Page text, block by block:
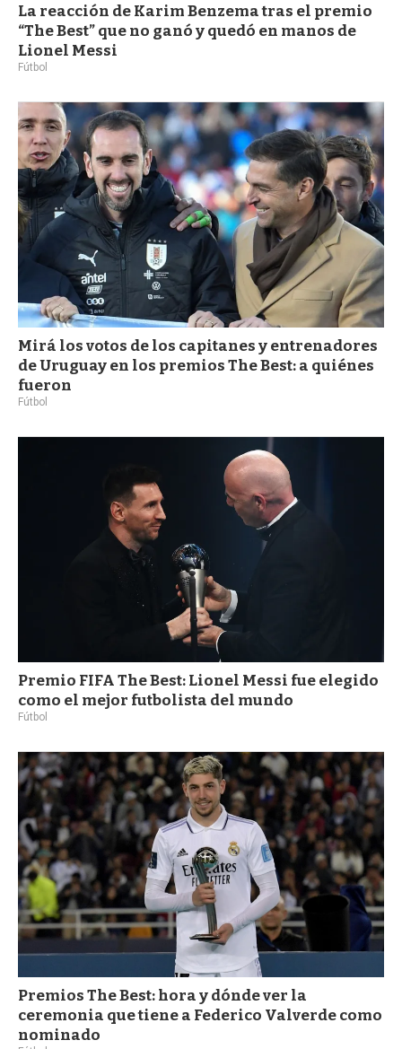
La reacción de Karim Benzema tras el premio
“The Best” que no ganó y quedó en manos de
Lionel Messi
Fútbol
Mirá los votos de los capitanes y entrenadores
de Uruguay en los premios The Best: a quiénes
fueron
Fútbol
Premio FIFA The Best: Lionel Messi fue elegido
como el mejor futbolista del mundo
Fútbol
Premios The Best: hora y dónde ver la
ceremonia que tiene a Federico Valverde como
nominado